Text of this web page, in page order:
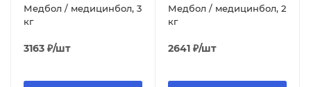
Медбол / медицинбол, 3
кг
3163 ₽/шт
Медбол / медицинбол, 2
кг
2641 ₽/шт